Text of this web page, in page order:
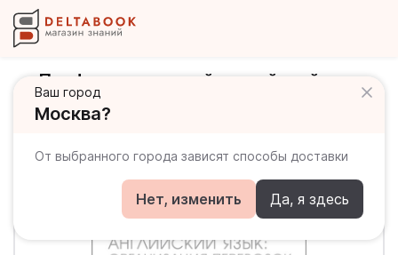
Ваш город
Москва?
От выбранного города зависят способы доставки
Нет, изменить Да, я здесь
Профессиональный английский язык
Организация перевозок на транспорте